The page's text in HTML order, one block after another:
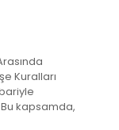
Kuralları
kapsamda,